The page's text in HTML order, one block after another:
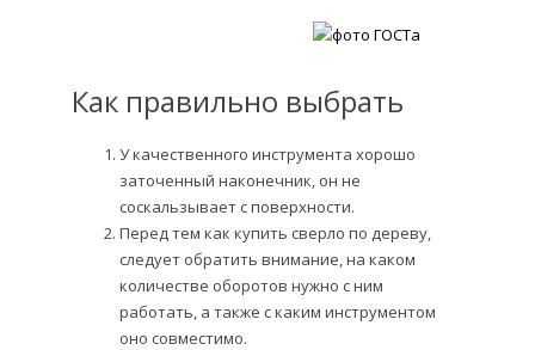
Как правильно выбрать
У качественного инструмента хорошо
заточенный наконечник, он не
соскальзывает с поверхности.
Перед тем как купить сверло по дереву,
следует обратить внимание, на каком
количестве оборотов нужно с ним
работать, а также с каким инструментом
оно совместимо.